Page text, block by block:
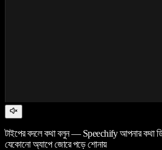
টাইপের বদলে কথা বলুন — Speechify আপনার কথা
যেকোনো অ্যাপে জোরে পড়ে শোনায়